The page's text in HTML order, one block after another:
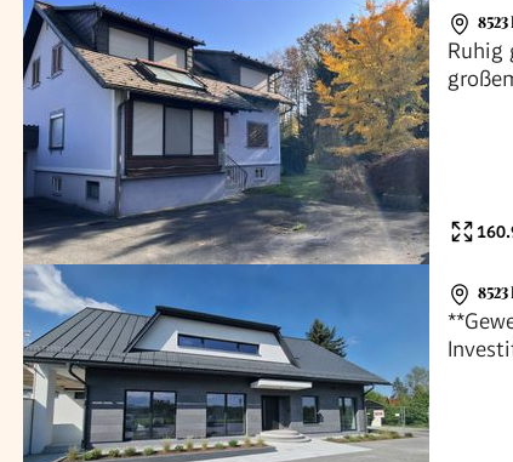
8523
Ruhig
8523